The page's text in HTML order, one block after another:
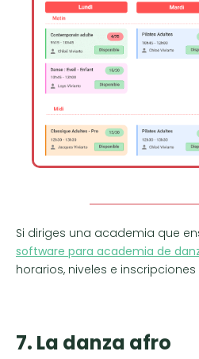
Si diriges una academia que
software para academia de
horarios, niveles e
7. La danza afro